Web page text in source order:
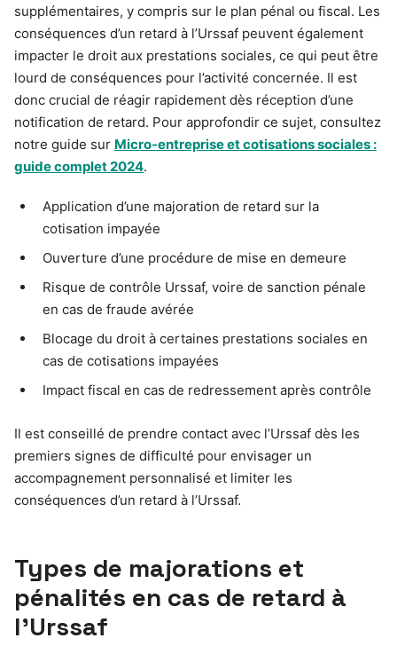
supplémentaires, y compris sur le plan pénal ou fiscal. Les
conséquences d’un retard à l’Urssaf peuvent également
impacter le droit aux prestations sociales, ce qui peut être
lourd de conséquences pour l’activité concernée. Il est
donc crucial de réagir rapidement dès réception d’une
notification de retard. Pour approfondir ce sujet, consultez
notre guide sur Micro-entreprise et cotisations sociales :
guide complet 2024.
Application d’une majoration de retard sur la
cotisation impayée
Ouverture d’une procédure de mise en demeure
Risque de contrôle Urssaf, voire de sanction pénale
en cas de fraude avérée
Blocage du droit à certaines prestations sociales en
cas de cotisations impayées
Impact fiscal en cas de redressement après contrôle
Il est conseillé de prendre contact avec l’Urssaf dès les
premiers signes de difficulté pour envisager un
accompagnement personnalisé et limiter les
conséquences d’un retard à l’Urssaf.
Types de majorations et
pénalités en cas de retard à
l’Urssaf